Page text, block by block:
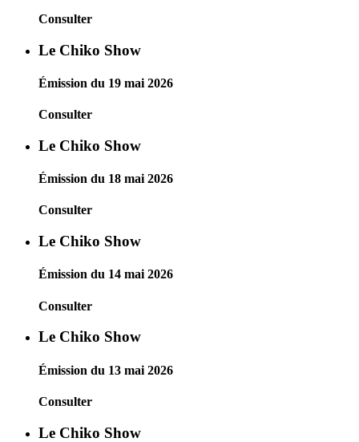
Consulter
Le Chiko Show
Émission du 19 mai 2026
Consulter
Le Chiko Show
Émission du 18 mai 2026
Consulter
Le Chiko Show
Émission du 14 mai 2026
Consulter
Le Chiko Show
Émission du 13 mai 2026
Consulter
Le Chiko Show